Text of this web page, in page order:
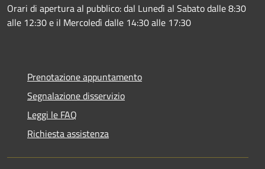
Orari di apertura al pubblico: dal Lunedì al Sabato dalle 8:30
alle 12:30 e il Mercoledì dalle 14:30 alle 17:30
Prenotazione appuntamento
Segnalazione disservizio
Leggi le FAQ
Richiesta assistenza